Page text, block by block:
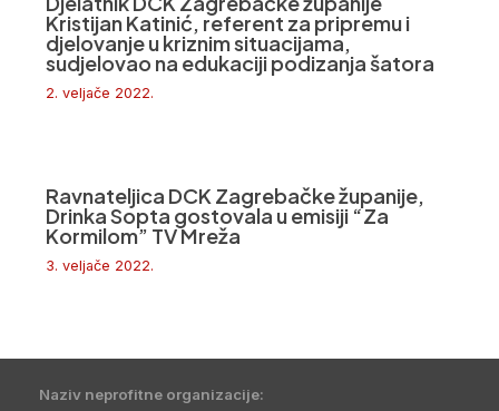
Kristijan Katinić, referent za pripremu i
djelovanje u kriznim situacijama,
sudjelovao na edukaciji podizanja šatora
2. veljače 2022.
Ravnateljica DCK Zagrebačke županije,
Drinka Sopta gostovala u emisiji “Za
Kormilom” TV Mreža
3. veljače 2022.
Naziv neprofitne organizacije: